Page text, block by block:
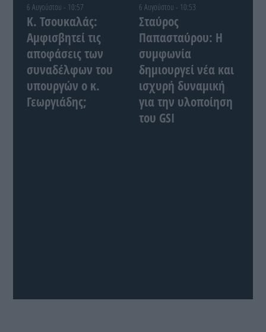
6 Αυγούστου - 10:57
Κ. Τσουκαλάς:
Αμφισβητεί τις
αποφάσεις των
συναδέλφων του
υπουργών ο κ.
Γεωργιάδης;
6 Αυγούστου - 10:53
Σταύρος
Παπασταύρου: Η
συμφωνία
δημιουργεί νέα και
ισχυρή δυναμική
για την υλοποίηση
του GSI